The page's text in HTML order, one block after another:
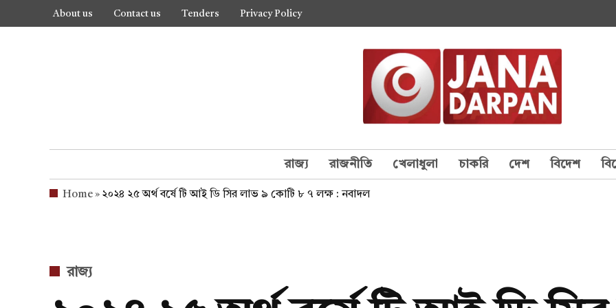
About us Contact us Tenders Privacy Policy
রাজ্য রাজনীতি খেলাধুলা চাকরি দেশ বিদেশ
Home» ২০২৪ ২৫ অর্থ বর্ষে টি আই ডি সির লাভ ৯ কোটি ৮ ৭ লক্ষ : নবাদল
POSTED
রাজ্য